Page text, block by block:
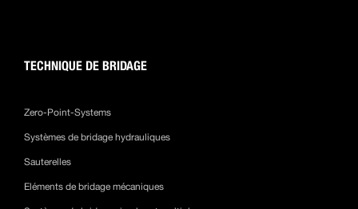
TECHNIQUE DE BRIDAGE
Zero-Point-Systems
Systèmes de bridage hydrauliques
Sauterelles
Eléments de bridage mécaniques